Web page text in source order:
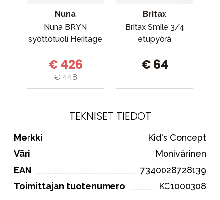
Nuna
Nuna BRYN
syöttötuoli Heritage
€ 426
€ 448
Britax
Britax Smile 3/4
etupyörä
€ 64
TEKNISET TIEDOT
Merkki
Kid's Concept
Väri
Monivärinen
EAN
7340028728139
Toimittajan tuotenumero
KC1000308